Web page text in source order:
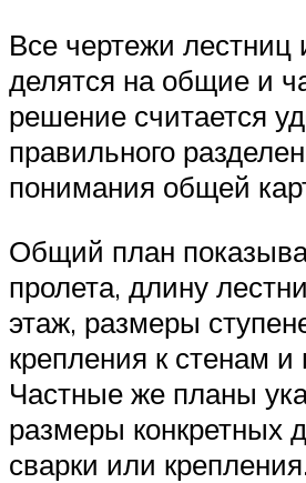
Все чертежи лестниц
делятся на общие и
решение считается
правильного
понимания общей
Общий план
пролета, длину
этаж, размеры
крепления к стенам и
Частные же планы
размеры конкретных
сварки или